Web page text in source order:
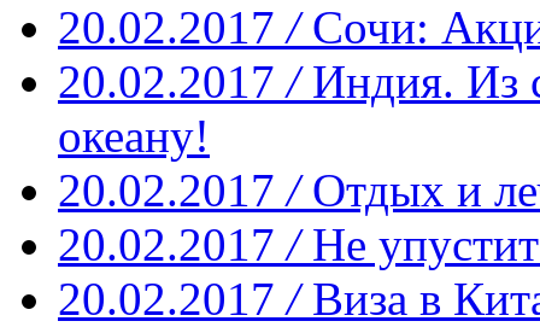
20.02.2017 / Сочи:
20.02.2017 / Индия. Из
океану!
20.02.2017 / Отдых и
20.02.2017 / Не
20.02.2017 / Виза в